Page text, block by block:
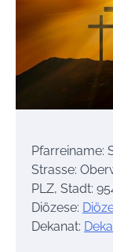
Pfarreiname:
Strasse:
PLZ, Stadt:
Diözese:
Dekanat: